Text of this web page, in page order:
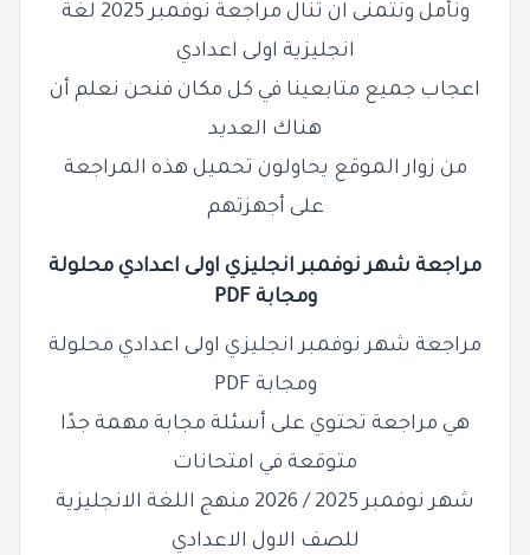
ونأمل ونتمنى ان تنال مراجعة نوفمبر 2025 لغة
انجليزية اولى اعدادي
اعجاب جميع متابعينا في كل مكان فنحن نعلم أن
هناك العديد
من زوار الموقع يحاولون تحميل هذه المراجعة
على أجهزتهم
مراجعة شهر نوفمبر انجليزي اولى اعدادي محلولة
ومجابة PDF
مراجعة شهر نوفمبر انجليزي اولى اعدادي محلولة
ومجابة PDF
هي مراجعة تحتوي على أسئلة مجابة مهمة جدًا
متوقعة في امتحانات
شهر نوفمبر 2025 / 2026 منهج اللغة الانجليزية
للصف الاول الاعدادي